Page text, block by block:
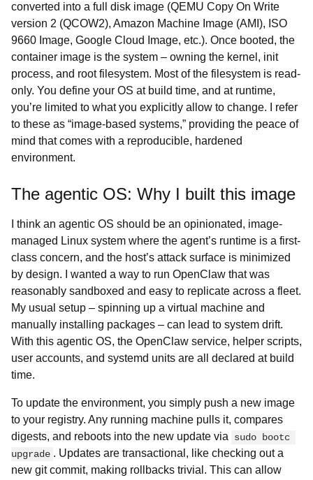
converted into a full disk image (QEMU Copy On Write
version 2 (QCOW2), Amazon Machine Image (AMI), ISO
9660 Image, Google Cloud Image, etc.). Once booted, the
container image is the system – owning the kernel, init
process, and root filesystem. Most of the filesystem is read-
only. You define your OS at build time, and at runtime,
you’re limited to what you explicitly allow to change. I refer
to these as “image-based systems,” providing the peace of
mind that comes with a reproducible, hardened
environment.
The agentic OS: Why I built this image
I think an agentic OS should be an opinionated, image-
managed Linux system where the agent’s runtime is a first-
class concern, and the host’s attack surface is minimized
by design. I wanted a way to run OpenClaw that was
reasonably sandboxed and easy to replicate across a fleet.
My usual setup – spinning up a virtual machine and
manually installing packages – can lead to system drift.
With this agentic OS, the OpenClaw service, helper scripts,
user accounts, and systemd units are all declared at build
time.
To update the environment, you simply push a new image
to your registry. Any running machine pulls it, compares
digests, and reboots into the new update via
sudo bootc
upgrade . Updates are transactional, like checking out a
new git commit, making rollbacks trivial. This can allow